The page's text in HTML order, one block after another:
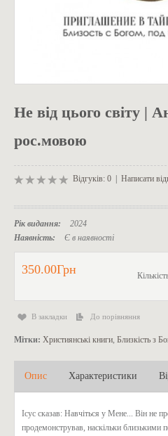
Не від цього світу |
рос.мовою
Відгуків: 0 Написати
Рік видання:
2024
Наявність:
Є в наявності
350.00Грн
В закладки До порівняння
Мітки: Християнські книги, Близкість з
Опис Характеристики
Ісус сказав: Навчіться у Мене... Він не
продемонстрував, наскільки близькими